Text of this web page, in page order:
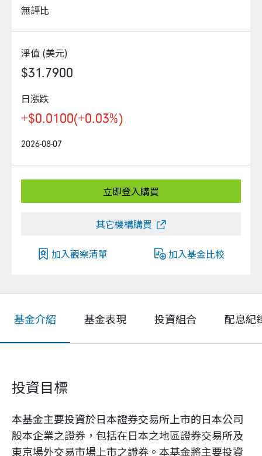
無評比
淨值 (美元)
$31.7900
日漲跌
+$0.0100(+0.03%)
2026-08-07
立即登入購買
其它機構購買
加入觀察清單 加入基金比較
基金介紹 基金表現 投資組合 配息紀
投資目標
本基金主要投資於日本證券交易所上市的日本公司
股本企業之證券，包括在日本之地區證券交易所及
東京場外交易市場上市之證券。本基金將主要投資